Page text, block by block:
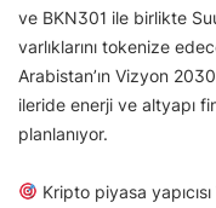
ve BKN301 ile birlikte
varlıklarını tokenize
Arabistan’ın Vizyon
ileride enerji ve altyapı
planlanıyor.
Kripto piyasa